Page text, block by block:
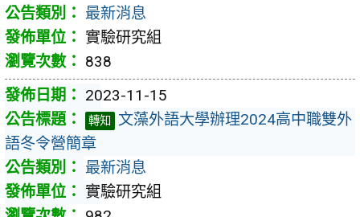
最新消息
實驗研究組
838
2023-11-15
轉知
文藻外語大學辦理2024高中職雙外
語冬令營簡章
最新消息
實驗研究組